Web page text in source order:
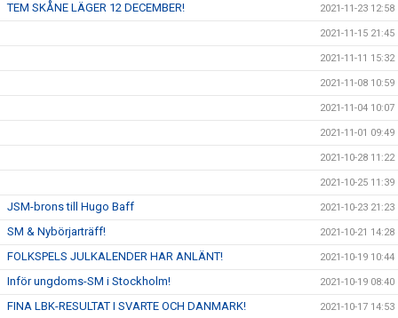
TEM SKÅNE LÄGER 12 DECEMBER! 2021-11-23 12:58
2021-11-15 21:45
2021-11-11 15:32
2021-11-08 10:59
2021-11-04 10:07
2021-11-01 09:49
2021-10-28 11:22
2021-10-25 11:39
JSM-brons till Hugo Baff 2021-10-23 21:23
SM & Nybörjarträff! 2021-10-21 14:28
FOLKSPELS JULKALENDER HAR ANLÄNT! 2021-10-19 10:44
Inför ungdoms-SM i Stockholm! 2021-10-19 08:40
FINA LBK-RESULTAT I SVARTE OCH DANMARK! 2021-10-17 14:53